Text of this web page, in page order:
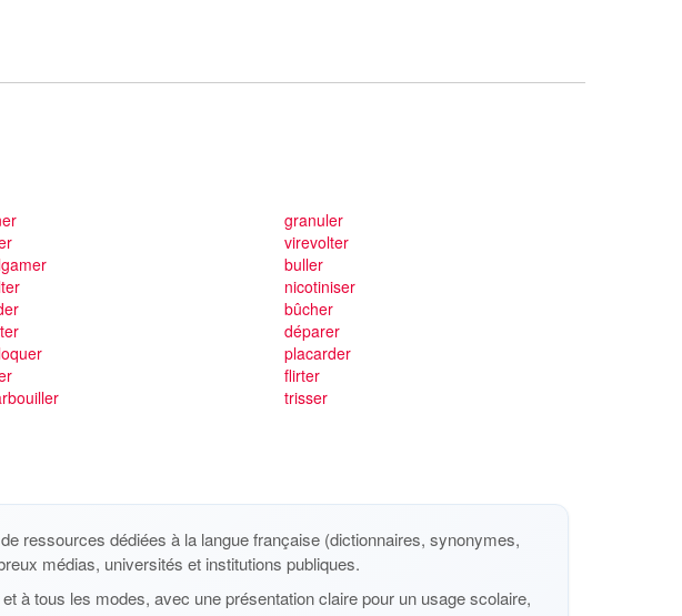
granuler
virevolter
buller
nicotiniser
bûcher
déparer
placarder
flirter
trisser
ressources dédiées à la langue française (dictionnaires, synonymes,
médias, universités et institutions publiques.
à tous les modes, avec une présentation claire pour un usage scolaire,